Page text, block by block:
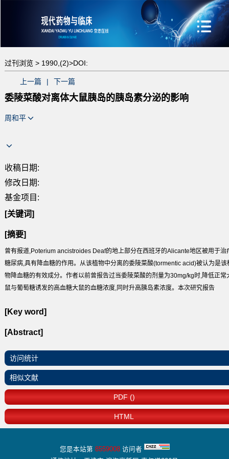
过刊浏览 > 1990,(2)>DOI:
上一篇 | 下一篇
委陵菜酸对离体大鼠胰岛的胰岛素分泌的影响
周和平
收稿日期:
修改日期:
基金项目:
[关键词]
[摘要]
曾有报道,Poterium ancistroides Deaf的地上部分在西班牙的Alicante地区被用于治
糖尿病,具有降血糖的作用。从该植物中分离的委陵菜酸(tormentic acid)被认为是该
物降血糖的有效成分。作者以前曾报告过当委陵菜酸的剂量为30mg/kg时,降低正常
鼠与葡萄糖诱发的高血糖大鼠的血糖浓度,同时升高胰岛素浓度。本次研究报告
[Key word]
[Abstract]
访问统计
相似文献
PDF ()
HTML
您是本站第 8559008访问者